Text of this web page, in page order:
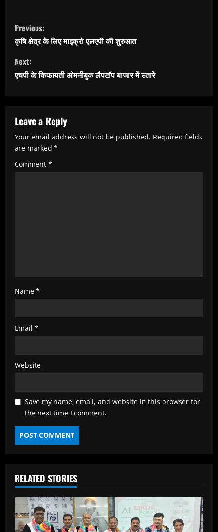
C
o
n
t
i
u
e
R
e
Previous:
कृषि क्षेत्र के लिए माइक्रो एलएपी की शुरुआत
Next:
एचपी के किफायती ओमनीबुक लैपटॉप बाजार में उतारे
Leave a Reply
Your email address will not be published. Required fields
are marked *
Comment *
Name *
Email *
Website
Save my name, email, and website in this browser for
the next time I comment.
RELATED STORIES